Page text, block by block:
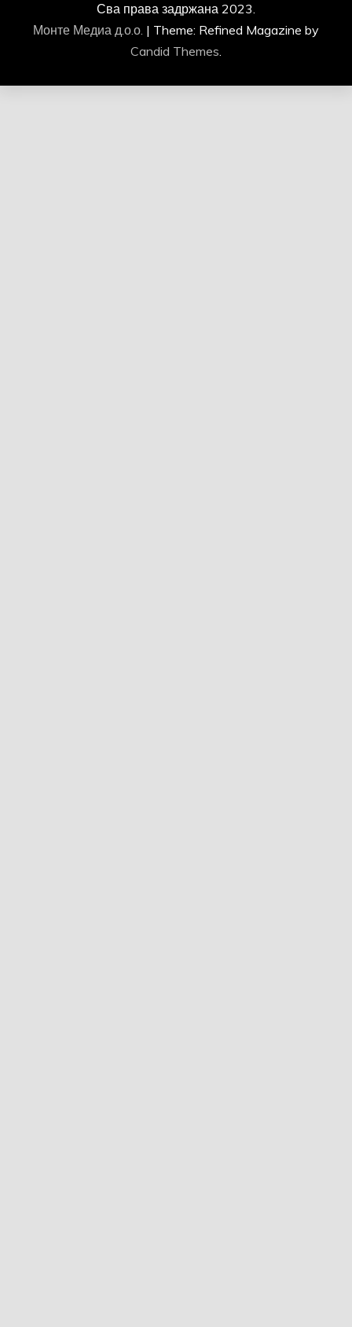
Сва права задржана 2023.
Монте Медиа д.о.о. | Theme: Refined Magazine by
Candid Themes.